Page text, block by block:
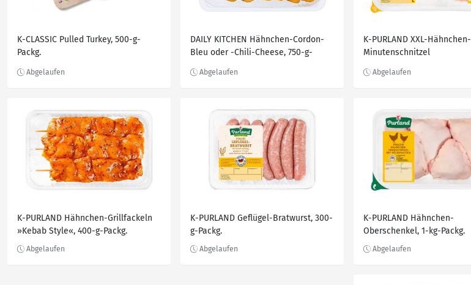
K-CLASSIC Pulled Turkey, 500-g-
Packg.
DAILY KITCHEN Hähnchen-Cordon-
Bleu oder -Chili-Cheese, 750-g-
K-PURLAND XXL-Hähnchen-
Minutenschnitzel
K-PURLAND Hähnchen-Grillfackeln
»Kebab Style«, 400-g-Packg.
K-PURLAND Geflügel-Bratwurst, 300-
g-Packg.
K-PURLAND Hähnchen-
Oberschenkel, 1-kg-Packg.